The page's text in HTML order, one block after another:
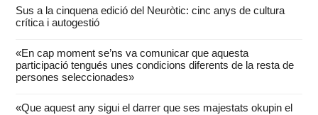
Sus a la cinquena edició del Neuròtic: cinc anys de cultura
crítica i autogestió
«En cap moment se’ns va comunicar que aquesta
participació tengués unes condicions diferents de la resta de
persones seleccionades»
«Que aquest any sigui el darrer que ses majestats okupin el